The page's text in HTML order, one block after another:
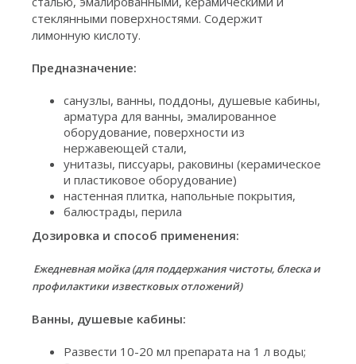
стеклянными поверхностями. Содержит
лимонную кислоту.
Предназначение:
санузлы, ванны, поддоны, душевые кабины,
арматура для ванны, эмалированное
оборудование, поверхности из
нержавеющей стали,
унитазы, писсуары, раковины (керамическое
и пластиковое оборудование)
настенная плитка, напольные покрытия,
балюстрады, перила
Дозировка и способ применения:
Ежедневная мойка (для поддержания чистоты, блеска и
профилактики известковых отложений)
Ванны, душевые кабины:
Развести 10-20 мл препарата на 1 л воды;